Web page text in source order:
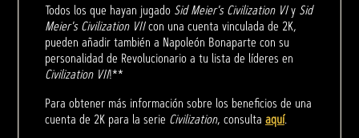
Todos los que hayan jugado Sid Meier's Civilization VIy Sid
Meier's Civilization VIIcon una cuenta vinculada de 2K,
pueden añadir también a Napoleón Bonaparte con su
personalidad de Revolucionario a tu lista de líderes en
Civilization VII!**
Para obtener más información sobre los beneficios de una
cuenta de 2K para la serie Civilization, consulta aquí.